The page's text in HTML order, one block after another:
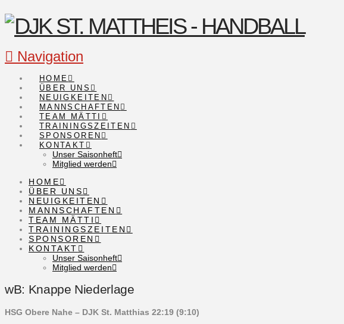
Navigation
HOME
ÜBER UNS
NEUIGKEITEN
MANNSCHAFTEN
TEAM MÄTTI
TRAININGSZEITEN
SPONSOREN
KONTAKT
Unser Saisonheft
Mitglied werden
HOME
ÜBER UNS
NEUIGKEITEN
MANNSCHAFTEN
TEAM MÄTTI
TRAININGSZEITEN
SPONSOREN
KONTAKT
Unser Saisonheft
Mitglied werden
wB: Knappe Niederlage
HSG Obere Nahe – DJK St. Matthias 22:19 (9:10)